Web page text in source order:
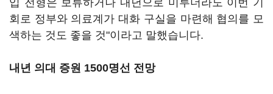
입 전형은 보류하거나 내년으로 미루더라도 이번 기
회로 정부와 의료계가 대화 구실을 마련해 협의를 모
색하는 것도 좋을 것"이라고 말했습니다.
내년 의대 증원 1500명선 전망